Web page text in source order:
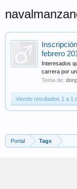
febrero
Interesados
carrera por
Tema de:
Viendo resultados 1 a 1
Portal Tags